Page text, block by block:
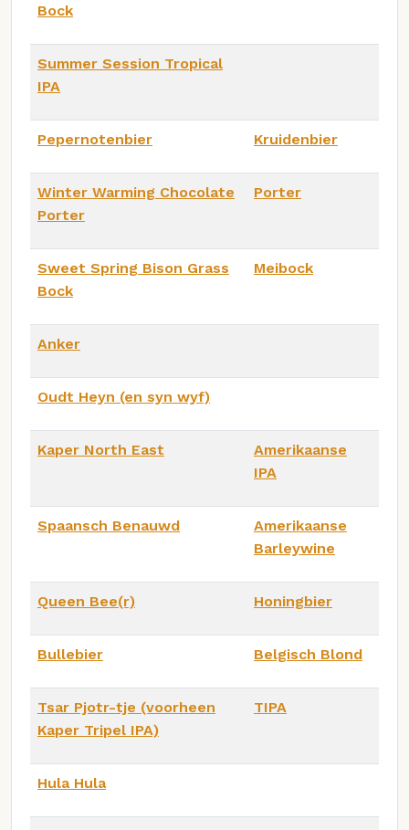
Bock
Summer Session Tropical
IPA
Pepernotenbier Kruidenbier
Winter Warming Chocolate
Porter
Porter
Sweet Spring Bison Grass
Bock
Meibock
Anker
Oudt Heyn (en syn wyf)
Kaper North East
Amerikaanse
IPA
Spaansch Benauwd
Amerikaanse
Barleywine
Queen Bee(r) Honingbier
Bullebier Belgisch Blond
Tsar Pjotr-tje (voorheen
Kaper Tripel IPA)
TIPA
Hula Hula